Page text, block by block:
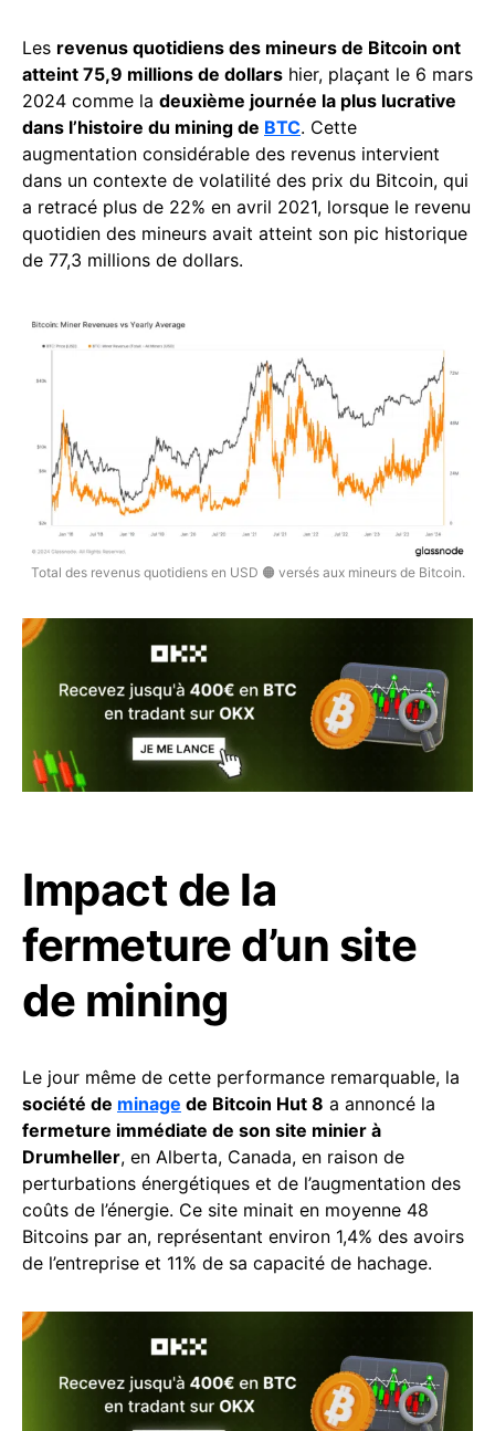
Les revenus quotidiens des mineurs de Bitcoin ont
atteint 75,9 millions de dollars hier, plaçant le 6 mars
2024 comme la deuxième journée la plus lucrative
dans l’histoire du mining de BTC. Cette
augmentation considérable des revenus intervient
dans un contexte de volatilité des prix du Bitcoin, qui
a retracé plus de 22% en avril 2021, lorsque le revenu
quotidien des mineurs avait atteint son pic historique
de 77,3 millions de dollars.
Total des revenus quotidiens en USD 🟠 versés aux mineurs de Bitcoin.
Impact de la
fermeture d’un site
de mining
Le jour même de cette performance remarquable, la
société de minage de Bitcoin Hut 8 a annoncé la
fermeture immédiate de son site minier à
Drumheller, en Alberta, Canada, en raison de
perturbations énergétiques et de l’augmentation des
coûts de l’énergie. Ce site minait en moyenne 48
Bitcoins par an, représentant environ 1,4% des avoirs
de l’entreprise et 11% de sa capacité de hachage.